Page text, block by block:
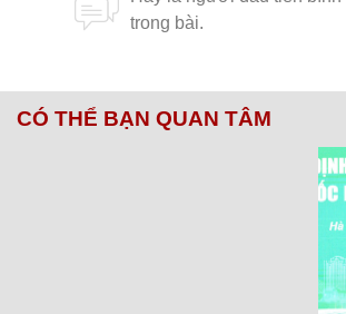
CÓ THỂ BẠN QUAN TÂM